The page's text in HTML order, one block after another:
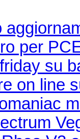
per
su
on line